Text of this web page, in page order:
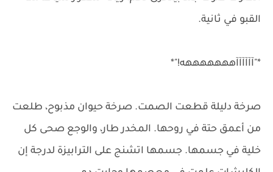
القبو في ثانية.
*"آآآآآآهههههههه!"*
صرخة دليلة قطعت الصمت. صرخة حيوان مذبوح، طلعت
من أعمق حتة في روحها. المخدر طار، والوجع صحى كل
خلية في جسمها. جسمها اتشنج على الترابيزة لدرجة إن